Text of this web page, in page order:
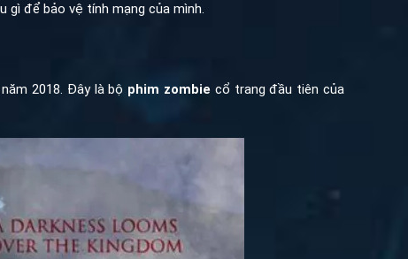
gì để bảo vệ tính mạng của mình.
2018. Đây là bộ phim zombie cổ trang đầu tiên của